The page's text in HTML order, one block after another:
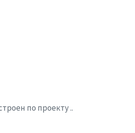
по проекту ..